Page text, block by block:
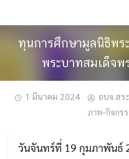
ทุนการศึกษามูลนิธิพร
พระบาทสมเด็จพ
1 มีนาคม 2024 อบจ.สร
ภาพ-กิจกร
วันจันทร์ที่ 19 กุมภาพันธ์